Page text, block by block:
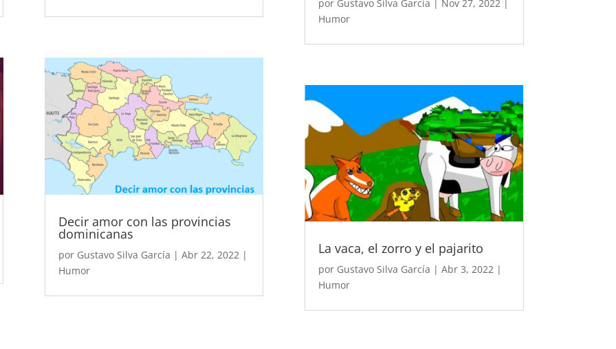
Decir amor con las provincias
dominicanas
por Gustavo Silva García | Abr 22, 2022 |
Humor
por Gustavo Silva García | Nov 27, 2022 |
Humor
La vaca, el zorro y el pajarito
por Gustavo Silva García | Abr 3, 2022|
Humor